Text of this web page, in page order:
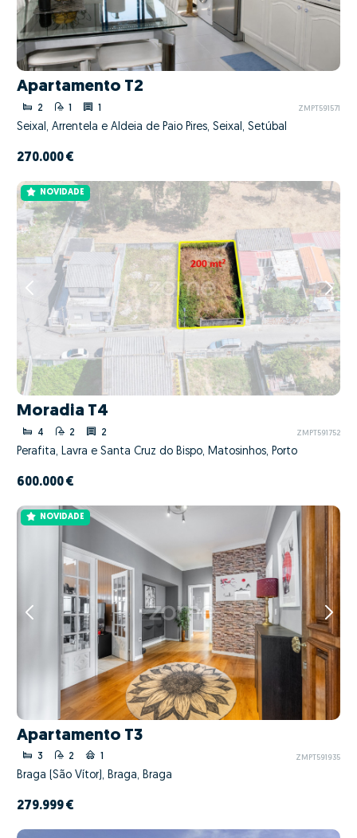
Apartamento T2
2 1 1 ZMPT591571
Seixal, Arrentela e Aldeia de Paio Pires, Seixal, Setúbal
270.000 €
NOVIDADE
Moradia T4
4 2 2 ZMPT591752
Perafita, Lavra e Santa Cruz do Bispo, Matosinhos, Porto
600.000 €
NOVIDADE
Apartamento T3
3 2 1 ZMPT591935
Braga (São Vítor), Braga, Braga
279.999 €